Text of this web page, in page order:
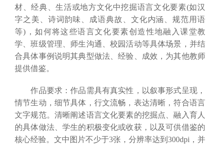
材、经典、生活或地方文化中挖掘语言文化要素(如汉
字之美、诗词韵味、成语典故、文化内涵、规范用语
等)，如何将这些语言文化要素创造性地融入课堂教
学、班级管理、师生沟通、校园活动等具体场景，并结
合具体事例说明其典型做法、经验、成效，为其他教师
提供借鉴。
作品要求：作品需具有真实性，以叙事形式呈现，
情节生动，细节具体，行文流畅，表达清晰，符合语言
文字规范。清晰阐述语言文化要素的挖掘点、融入育人
的具体做法、学生的积极变化或收获，以及可供借鉴的
核心经验。文中图片不少于3张，分辨率达到300dpi，并